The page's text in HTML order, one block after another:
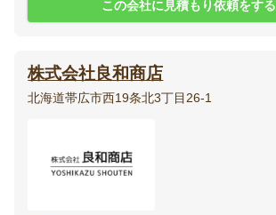
この会社に見積もり依頼をする
株式会社良和商店
北海道帯広市西19条北3丁目26-1